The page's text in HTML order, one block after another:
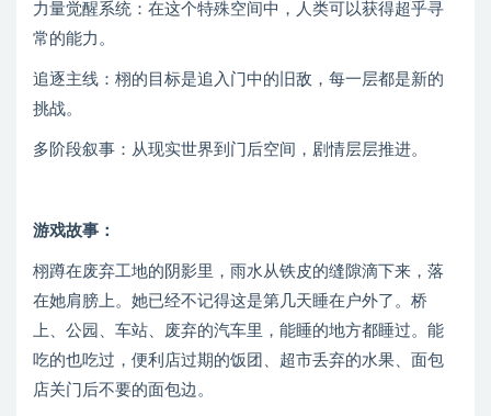
力量觉醒系统：在这个特殊空间中，人类可以获得超乎寻
常的能力。
追逐主线：栩的目标是追入门中的旧敌，每一层都是新的
挑战。
多阶段叙事：从现实世界到门后空间，剧情层层推进。
游戏故事：
栩蹲在废弃工地的阴影里，雨水从铁皮的缝隙滴下来，落
在她肩膀上。她已经不记得这是第几天睡在户外了。桥
上、公园、车站、废弃的汽车里，能睡的地方都睡过。能
吃的也吃过，便利店过期的饭团、超市丢弃的水果、面包
店关门后不要的面包边。